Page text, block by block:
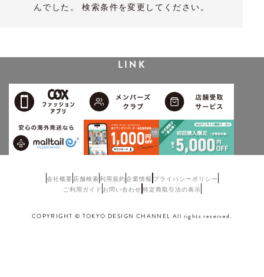
んでした。 検索条件を変更してください。
LINK
会社概要 店舗検索利用規約企業情報 プライバシーポリシー
ご利用ガイド お問い合わせ 特定商取引法の表示
COPYRIGHT © TOKYO DESIGN CHANNEL All rights reserved.